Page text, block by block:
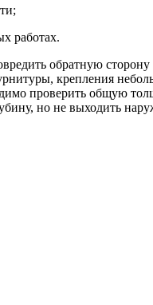
работах.
обратную
крепления
проверить общую
но не выходить